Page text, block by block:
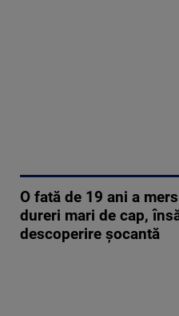
O fată de 19 ani a
dureri mari de cap,
descoperire șocantă